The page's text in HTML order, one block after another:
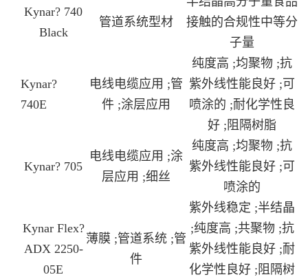
Kynar? 740
Black
管道系统型材
接触的合规性中等分
子量
Kynar?
740E
电线电缆应用 ;管
件 ;涂层应用
纯度高 ;均聚物 ;抗
紫外线性能良好 ;可
喷涂的 ;耐化学性良
好 ;阻隔树脂
Kynar? 705
电线电缆应用 ;涂
层应用 ;细丝
纯度高 ;均聚物 ;抗
紫外线性能良好 ;可
喷涂的
Kynar Flex?
ADX 2250-
05E
薄膜 ;管道系统 ;管
件
紫外线稳定 ;半结晶
;纯度高 ;共聚物 ;抗
紫外线性能良好 ;耐
化学性良好 ;阻隔树